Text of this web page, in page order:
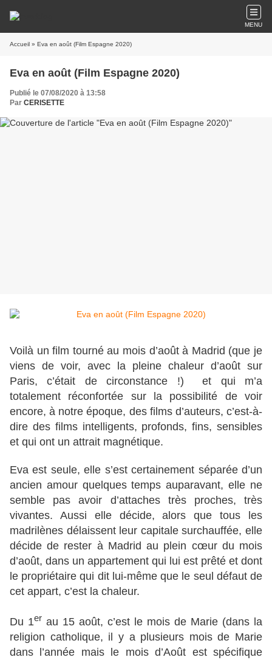
MENU
Accueil » Eva en août (Film Espagne 2020)
Eva en août (Film Espagne 2020)
Publié le 07/08/2020 à 13:58
Par CERISETTE
Voilà un film tourné au mois d’août à Madrid (que je
viens de voir, avec la pleine chaleur d’août sur
Paris, c’était de circonstance !) et qui m’a
totalement réconfortée sur la possibilité de voir
encore, à notre époque, des films d’auteurs, c’est-à-
dire des films intelligents, profonds, fins, sensibles
et qui ont un attrait magnétique.
Eva est seule, elle s’est certainement séparée d’un
ancien amour quelques temps auparavant, elle ne
semble pas avoir d’attaches très proches, très
vivantes. Aussi elle décide, alors que tous les
madrilènes délaissent leur capitale surchauffée, elle
décide de rester à Madrid au plein cœur du mois
d’août, dans un appartement qui lui est prêté et dont
le propriétaire qui dit lui-même que le seul défaut de
cet appart, c’est la chaleur.
Du 1er au 15 août, c’est le mois de Marie (dans la
religion catholique, il y a plusieurs mois de Marie
dans l’année mais le mois d’Août est spécifique